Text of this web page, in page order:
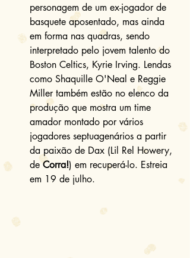
personagem de um ex-jogador de
basquete aposentado, mas ainda
em forma nas quadras, sendo
interpretado pelo jovem talento do
Boston Celtics, Kyrie Irving. Lendas
como Shaquille O'Neal e Reggie
Miller também estão no elenco da
produção que mostra um time
amador montado por vários
jogadores septuagenários a partir
da paixão de Dax (Lil Rel Howery,
de Corra!) em recuperá-lo. Estreia
em 19 de julho.